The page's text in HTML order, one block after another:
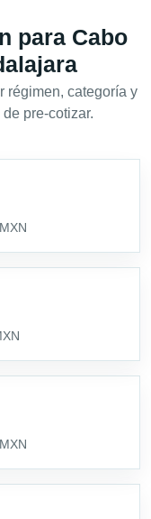
para Cabo
régimen, categoría y
pre-cotizar.